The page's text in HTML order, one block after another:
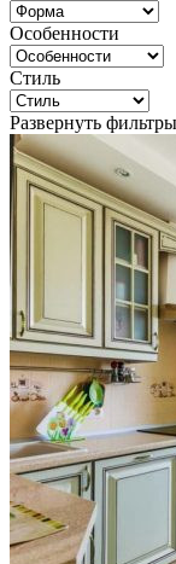
Особенности
Стиль
Развернуть фильтры